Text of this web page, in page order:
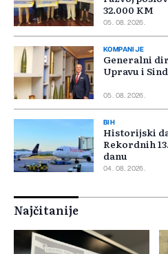
32.000 KM
05. 08. 2026.
KOMPANIJE
Generalni
Upravu i
05. 08. 2026.
BIH
Historijski
Rekordnih
danu
04. 08. 2026.
Najčitanije